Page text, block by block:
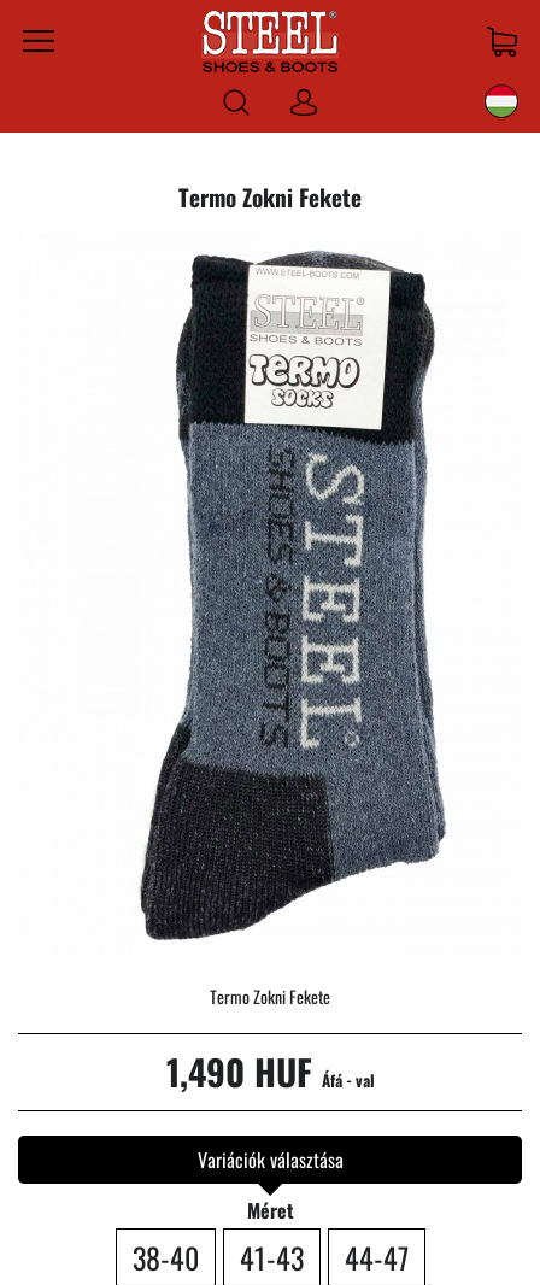
Menu
Bejelentkezni
Termo Zokni Fekete
Termo Zokni Fekete
1,490 HUF Áfá - val
Variációk választása
Méret
38-40 41-43 44-47